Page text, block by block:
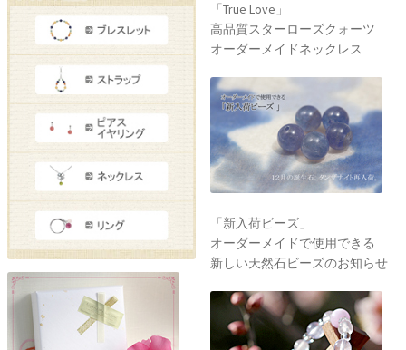
「True Love」
高品質スターローズクォーツ
オーダーメイドネックレス
「新入荷ビーズ」
オーダーメイドで使用できる
新しい天然石ビーズのお知らせ